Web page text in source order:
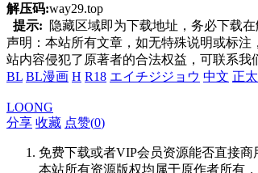
解压码:way29.top
提示:
隐藏区域即为下载地址，务必下载
声明：本站所有文章，如无特殊说明或标
站内容侵犯了原著者的合法权益，可联系我
BL BL漫画 H R18 エイチジジョウ 中文 正太
LOONG
分享 收藏 点赞(0)
免费下载或者VIP会员资源能否直接商
本站所有资源版权均属于原作者所有